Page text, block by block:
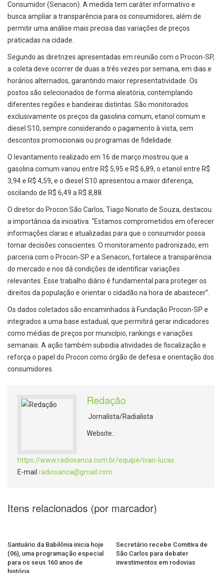
Consumidor (Senacon). A medida tem caráter informativo e
busca ampliar a transparência para os consumidores, além de
permitir uma análise mais precisa das variações de preços
praticadas na cidade.
Segundo as diretrizes apresentadas em reunião com o Procon-SP,
a coleta deve ocorrer de duas a três vezes por semana, em dias e
horários alternados, garantindo maior representatividade. Os
postos são selecionados de forma aleatória, contemplando
diferentes regiões e bandeiras distintas. São monitorados
exclusivamente os preços da gasolina comum, etanol comum e
diesel S10, sempre considerando o pagamento à vista, sem
descontos promocionais ou programas de fidelidade.
O levantamento realizado em 16 de março mostrou que a
gasolina comum variou entre R$ 5,95 e R$ 6,89, o etanol entre R$
3,94 e R$ 4,59, e o diesel S10 apresentou a maior diferença,
oscilando de R$ 6,49 a R$ 8,88.
O diretor do Procon São Carlos, Tiago Nonato de Souza, destacou
a importância da iniciativa. “Estamos comprometidos em oferecer
informações claras e atualizadas para que o consumidor possa
tomar decisões conscientes. O monitoramento padronizado, em
parceria com o Procon-SP e a Senacon, fortalece a transparência
do mercado e nos dá condições de identificar variações
relevantes. Esse trabalho diário é fundamental para proteger os
direitos da população e orientar o cidadão na hora de abastecer”.
Os dados coletados são encaminhados à Fundação Procon-SP e
integrados a uma base estadual, que permitirá gerar indicadores
como médias de preços por município, rankings e variações
semanais. A ação também subsidia atividades de fiscalização e
reforça o papel do Procon como órgão de defesa e orientação dos
consumidores.
Redação
Jornalista/Radialista
Website.:
https://www.radiosanca.com.br/equipe/ivan-lucas
E-mail radiosanca@gmail.com
Itens relacionados (por marcador)
Santuário da Babilônia inicia hoje
(06), uma programação especial
para os seus 160 anos de
história.
Secretário recebe Comitiva de
São Carlos para debater
investimentos em rodovias